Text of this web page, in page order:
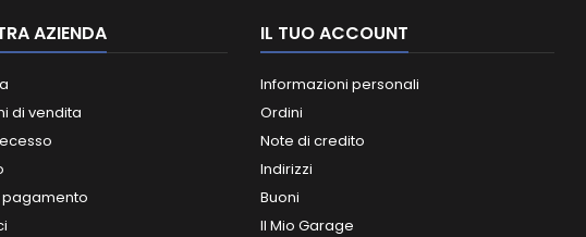
AZIENDA
di vendita
pagamento
IL TUO ACCOUNT
Informazioni personali
Ordini
Note di credito
Indirizzi
Buoni
Il Mio Garage